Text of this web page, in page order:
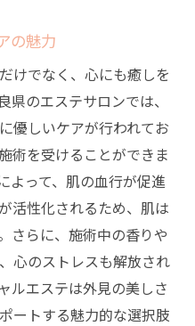
の魅力
けでなく、心にも癒しを
県のエステサロンでは、
優しいケアが行われてお
術を受けることができま
よって、肌の血行が促進
活性化されるため、肌は
さらに、施術中の香りや
心のストレスも解放され
ルエステは外見の美しさ
ートする魅力的な選択肢